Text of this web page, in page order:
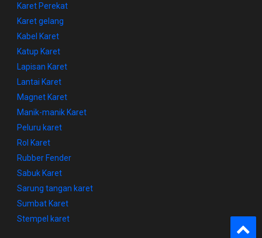
Karet Perekat
Karet gelang
Kabel Karet
Katup Karet
Lapisan Karet
Lantai Karet
Magnet Karet
Manik-manik Karet
Peluru karet
Rol Karet
Rubber Fender
Sabuk Karet
Sarung tangan karet
Sumbat Karet
Stempel karet